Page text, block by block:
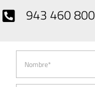
 943 460 800